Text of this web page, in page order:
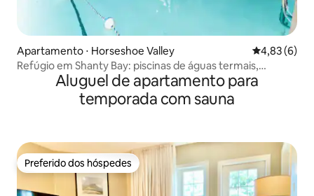
Apartamento ⋅ Horseshoe Valley 4,83 de uma
4,83 (6)
Refúgio em Shanty Bay: piscinas de águas termais,
Horseshoe Valley
Aluguel de apartamento para
temporada com sauna
Preferido dos hóspedes
Preferido dos hóspedes